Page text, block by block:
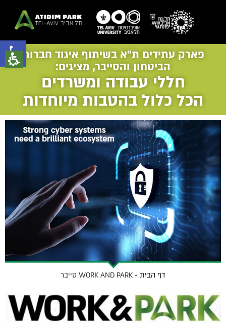
פארק עתידים ת"א בשיתוף איגוד חברות
הביטחון והסייבר, מציגים:
חללי עבודה ומשרדים
הכל כלול בהטבות מיוחדות
דף הבית » WORK AND PARK סייבר
פתח סרגל נגישות